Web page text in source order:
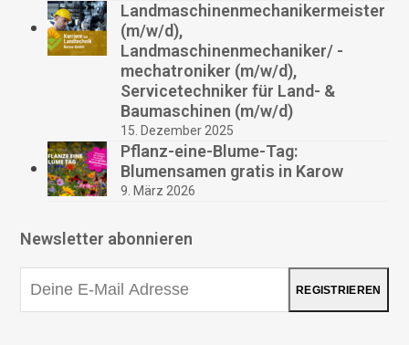
Landmaschinenmechanikermeister
(m/w/d),
Landmaschinenmechaniker/ -
mechatroniker (m/w/d),
Servicetechniker für Land- &
Baumaschinen (m/w/d)
15. Dezember 2025
Pflanz-eine-Blume-Tag:
Blumensamen gratis in Karow
9. März 2026
Newsletter abonnieren
REGISTRIEREN